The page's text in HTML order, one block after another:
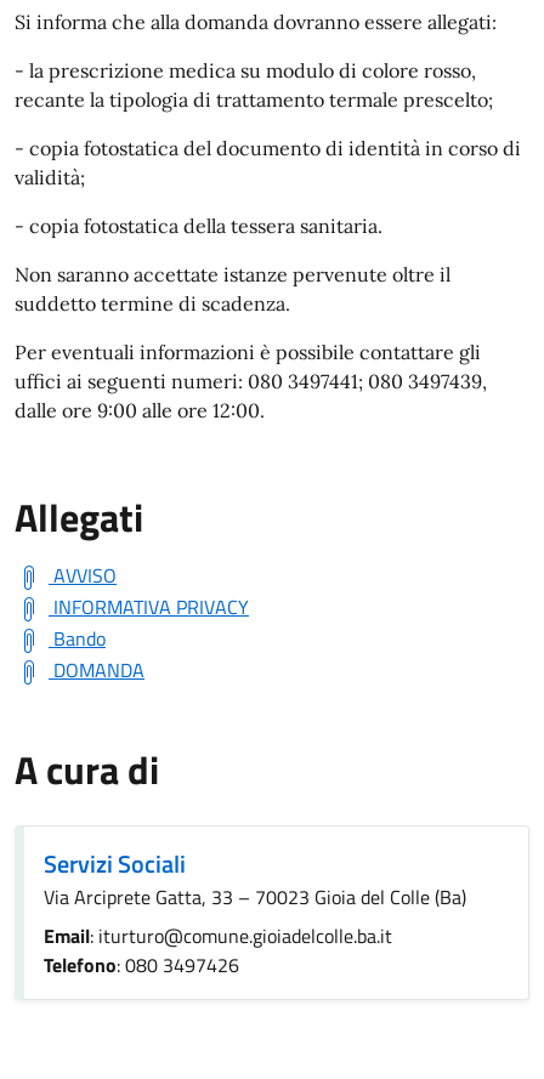
Si informa che alla domanda dovranno essere allegati:
- la prescrizione medica su modulo di colore rosso,
recante la tipologia di trattamento termale prescelto;
- copia fotostatica del documento di identità in corso di
validità;
- copia fotostatica della tessera sanitaria.
Non saranno accettate istanze pervenute oltre il
suddetto termine di scadenza.
Per eventuali informazioni è possibile contattare gli
uffici ai seguenti numeri: 080 3497441; 080 3497439,
dalle ore 9:00 alle ore 12:00.
Allegati
AVVISO
INFORMATIVA PRIVACY
Bando
DOMANDA
A cura di
Servizi Sociali
Via Arciprete Gatta, 33 – 70023 Gioia del Colle (Ba)
Email: iturturo@comune.gioiadelcolle.ba.it
Telefono: 080 3497426